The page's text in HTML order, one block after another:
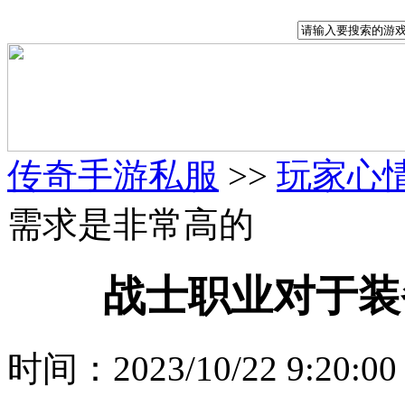
传奇手游私服 >> 玩家心
需求是非常高的
战士职业对于
时间：2023/10/22